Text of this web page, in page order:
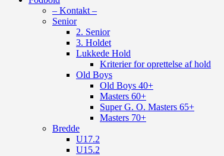
– Kontakt –
Senior
2. Senior
3. Holdet
Lukkede Hold
Kriterier for oprettelse af hold
Old Boys
Old Boys 40+
Masters 60+
Super G. O. Masters 65+
Masters 70+
Bredde
U17.2
U15.2